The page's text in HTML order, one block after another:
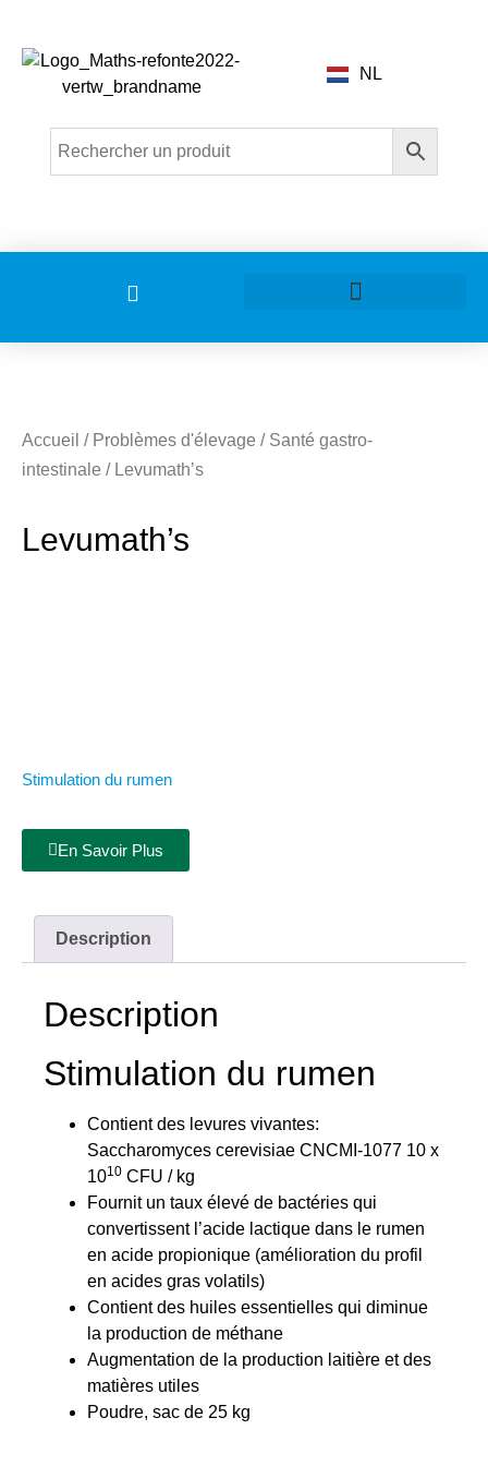
NL
Accueil / Problèmes d'élevage / Santé gastro-
intestinale / Levumath’s
Levumath’s
Stimulation du rumen
En Savoir Plus
Description
Description
Stimulation du rumen
Contient des levures vivantes:
Saccharomyces cerevisiae CNCMI-1077 10 x
1010 CFU / kg
Fournit un taux élevé de bactéries qui
convertissent l’acide lactique dans le rumen
en acide propionique (amélioration du profil
en acides gras volatils)
Contient des huiles essentielles qui diminue
la production de méthane
Augmentation de la production laitière et des
matières utiles
Poudre, sac de 25 kg